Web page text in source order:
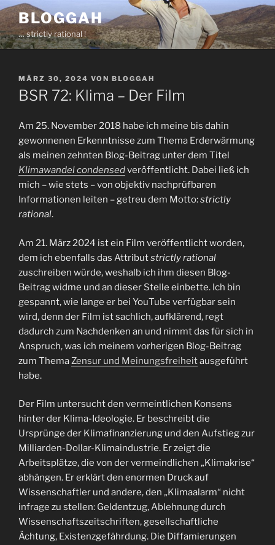
Zum
Inhalt
springen
BLOGGAH
… strictly rational !
VERÖFFENTLICHT
AM
MÄRZ 30, 2024 VON BLOGGAH
BSR 72: Klima – Der Film
Am 25. November 2018 habe ich meine bis dahin
gewonnenen Erkenntnisse zum Thema Erderwärmung
als meinen zehnten Blog-Beitrag unter dem Titel
Klimawandel condensedveröffentlicht. Dabei ließ ich
mich – wie stets – von objektiv nachprüfbaren
Informationen leiten – getreu dem Motto:strictly
rational.
Am 21. März 2024 ist ein Film veröffentlicht worden,
dem ich ebenfalls das Attributstrictly rational
zuschreiben würde, weshalb ich ihm diesen Blog-
Beitrag widme und an dieser Stelle einbette. Ich bin
gespannt, wie lange er bei YouTube verfügbar sein
wird, denn der Film ist sachlich, aufklärend, regt
dadurch zum Nachdenken an und nimmt das für sich in
Anspruch, was ich meinem vorherigen Blog-Beitrag
zum ThemaZensur und Meinungsfreiheitausgeführt
habe.
Der Film untersucht den vermeintlichen Konsens
hinter der Klima-Ideologie. Er beschreibt die
Ursprünge der Klimafinanzierung und den Aufstieg zur
Milliarden-Dollar-Klimaindustrie. Er zeigt die
Arbeitsplätze, die von der vermeindlichen „Klimakrise“
abhängen. Er erklärt den enormen Druck auf
Wissenschaftler und andere, den „Klimaalarm“ nicht
infrage zu stellen: Geldentzug, Ablehnung durch
Wissenschaftszeitschriften, gesellschaftliche
Ächtung, Existenzgefährdung. Die Diffamierungen